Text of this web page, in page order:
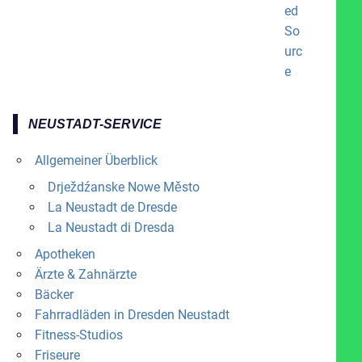
NEUSTADT-SERVICE
Allgemeiner Überblick
Drježdźanske Nowe Město
La Neustadt de Dresde
La Neustadt di Dresda
Apotheken
Ärzte & Zahnärzte
Bäcker
Fahrradläden in Dresden Neustadt
Fitness-Studios
Friseure